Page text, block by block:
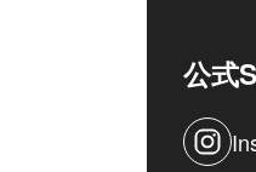
公式